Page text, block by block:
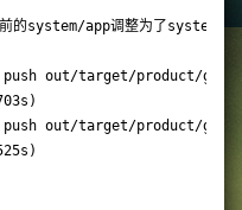
的system/app调整为了system/
push out/target/product/
push out/target/product/